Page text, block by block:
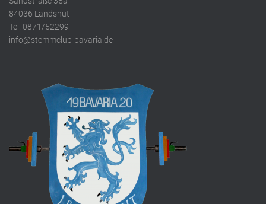
84036 Landshut
Tel. 0871/52299
info@stemmclub-bavaria.de